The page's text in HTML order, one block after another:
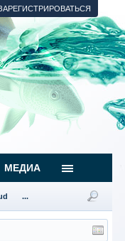
...
МЕДИА